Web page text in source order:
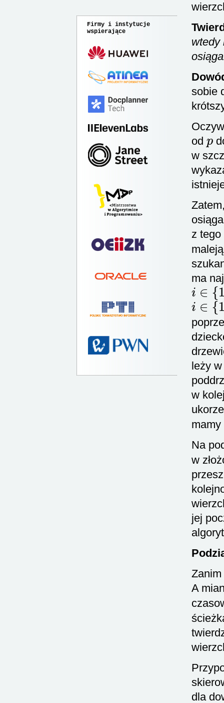
Firmy i instytucje
wspierające
wtedy
sobie
od
p
w
z tego
ma
i∈{1,
i∈{ 1,
leży
w
Na
w
jej
Zanim
A
dla